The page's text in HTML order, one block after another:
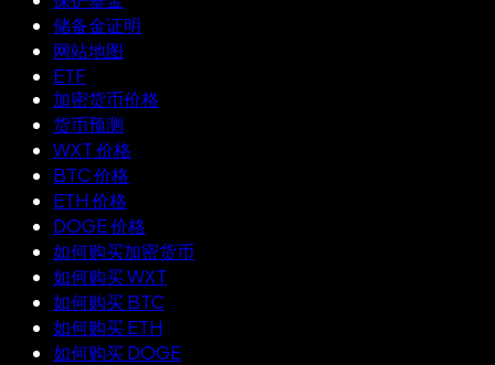
储备金证明
网站地图
ETF
加密货币价格
货币预测
WXT 价格
BTC 价格
ETH 价格
DOGE 价格
如何购买加密货币
如何购买 WXT
如何购买 BTC
如何购买 ETH
如何购买 DOGE